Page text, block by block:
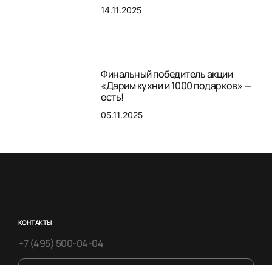
14.11.2025
Финальный победитель акции
«Дарим кухни и 1000 подарков» —
есть!
05.11.2025
КОНТАКТЫ
+7 (495) 500-04-04